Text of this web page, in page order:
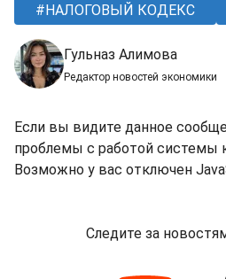
НАЛОГОВЫЙ КОДЕКС
Гульназ Алимова
Редактор новостей экономики
Если вы видите данное
проблемы с работой системы
Возможно у вас отключен
Следите за